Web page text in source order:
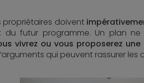
propriétaires doivent
du futur programme. Un plan
vivrez ou vous proposerez
qui peuvent rassurer les